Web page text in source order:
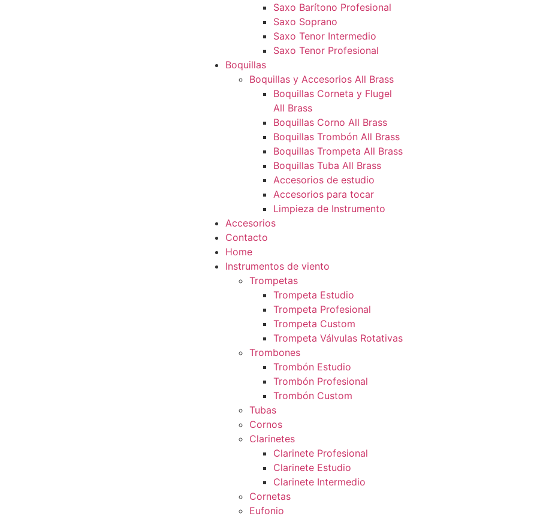
Saxo Barítono Profesional
Saxo Soprano
Saxo Tenor Intermedio
Saxo Tenor Profesional
Boquillas
Boquillas y Accesorios All Brass
Boquillas Corneta y Flugel
All Brass
Boquillas Corno All Brass
Boquillas Trombón All Brass
Boquillas Trompeta All Brass
Boquillas Tuba All Brass
Accesorios de estudio
Accesorios para tocar
Limpieza de Instrumento
Accesorios
Contacto
Home
Instrumentos de viento
Trompetas
Trompeta Estudio
Trompeta Profesional
Trompeta Custom
Trompeta Válvulas Rotativas
Trombones
Trombón Estudio
Trombón Profesional
Trombón Custom
Tubas
Cornos
Clarinetes
Clarinete Profesional
Clarinete Estudio
Clarinete Intermedio
Cornetas
Eufonio